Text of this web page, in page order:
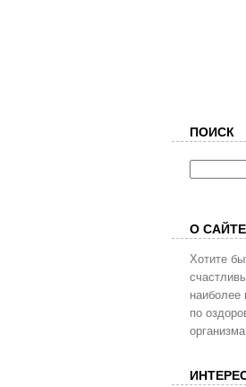
ПОИСК
О САЙТЕ
Хотите
наиболее
по